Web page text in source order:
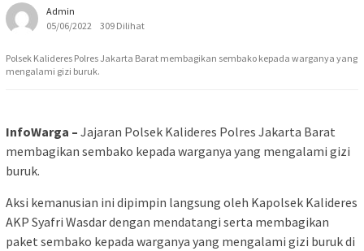
Admin
05/06/2022
309 Dilihat
Polsek Kalideres Polres Jakarta Barat membagikan sembako kepada warganya yang
mengalami gizi buruk.
InfoWarga – Jajaran Polsek Kalideres Polres Jakarta Barat
membagikan sembako kepada warganya yang mengalami gizi
buruk.
Aksi kemanusian ini dipimpin langsung oleh Kapolsek Kalideres
AKP Syafri Wasdar dengan mendatangi serta membagikan
paket sembako kepada warganya yang mengalami gizi buruk di